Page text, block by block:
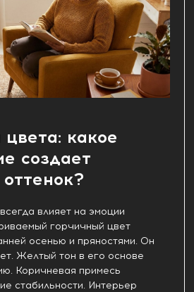
цвета: какое
создает
влияет на эмоции
горчичный цвет
осенью и пряностями. Он
Желтый тон в его основе
Коричневая примесь
стабильности. Интерьер